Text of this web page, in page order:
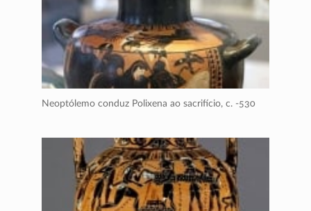
Neoptólemo conduz Polixena ao sacrifício, c. -530